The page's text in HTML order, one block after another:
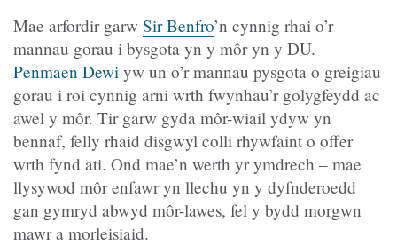
Mae arfordir garw Sir Benfro’n cynnig rhai o’r
mannau gorau i bysgota yn y môr yn y DU.
Penmaen Dewi yw un o’r mannau pysgota o greigiau
gorau i roi cynnig arni wrth fwynhau’r golygfeydd ac
awel y môr. Tir garw gyda môr-wiail ydyw yn
bennaf, felly rhaid disgwyl colli rhywfaint o offer
wrth fynd ati. Ond mae’n werth yr ymdrech – mae
llysywod môr enfawr yn llechu yn y dyfnderoedd
gan gymryd abwyd môr-lawes, fel y bydd morgwn
mawr a morleisiaid.